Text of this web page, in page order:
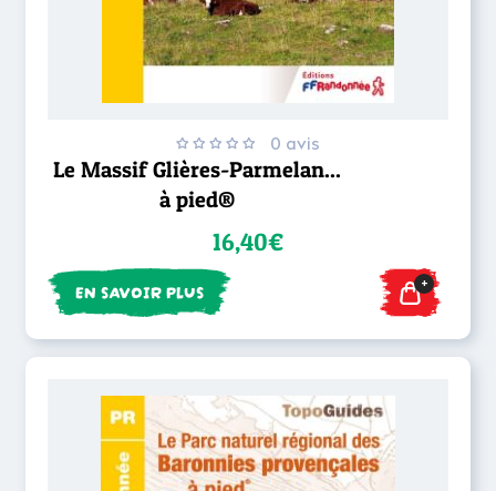
0 avis
Le Massif Glières-Parmelan...
à pied®
16,40€
EN SAVOIR PLUS +